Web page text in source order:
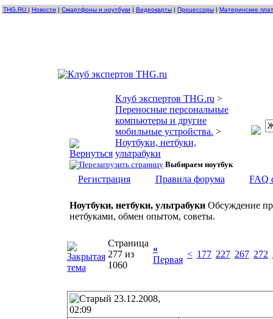
THG.RU | Новости | Смартфоны и ноутбуки | Видеокарты | Процессоры | Материнские
Клуб экспертов THG.ru >
Переносные персональные
компьютеры и другие
мобильные устройства. >
Ноутбуки, нетбуки,
ультрабуки
Выбираем ноутбук
Регистрация Правила форума FAQ
Ноутбуки, нетбуки, ультрабуки Обсуждение
нетбуками, обмен опытом, советы.
Страница
277 из
1060
«
Первая
< 177 227 267 272
23.12.2008,
02:09